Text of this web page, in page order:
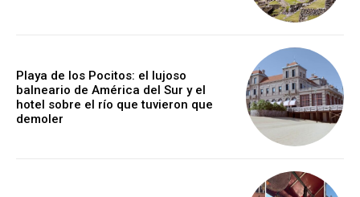
Playa de los Pocitos: el lujoso
balneario de América del Sur y el
hotel sobre el río que tuvieron que
demoler